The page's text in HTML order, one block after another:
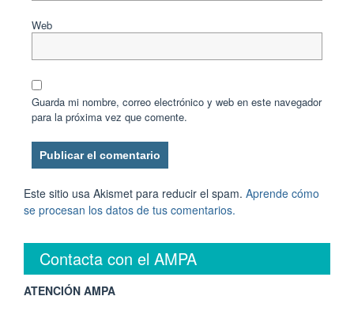
Web
Guarda mi nombre, correo electrónico y web en este navegador
para la próxima vez que comente.
Este sitio usa Akismet para reducir el spam. Aprende cómo
se procesan los datos de tus comentarios.
Contacta con el AMPA
ATENCIÓN AMPA